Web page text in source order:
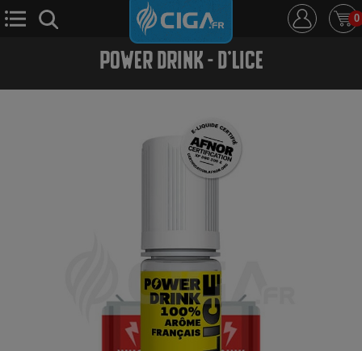
0
E-Cigarette E-Liquide
Nouveautés
POWER DRINK - D'LICE